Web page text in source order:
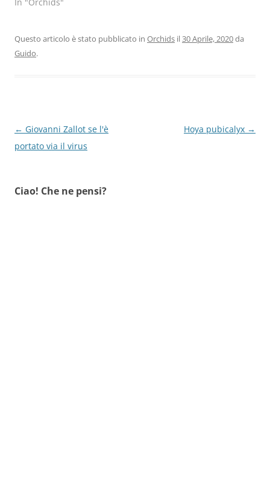
Questo articolo è stato pubblicato in Orchids il30 Aprile, 2020da
Guido.
Navigazione
articolo
← Giovanni Zallot se l'è
portato via il virus
Hoya pubicalyx →
Ciao! Che ne pensi?